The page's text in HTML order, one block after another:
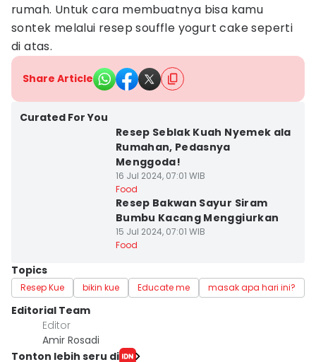
rumah. Untuk cara membuatnya bisa kamu
sontek melalui resep souffle yogurt cake seperti
di atas.
Share Article
Curated For You
Resep Seblak Kuah Nyemek ala
Rumahan, Pedasnya
Menggoda!
16 Jul 2024, 07:01 WIB
Food
Resep Bakwan Sayur Siram
Bumbu Kacang Menggiurkan
15 Jul 2024, 07:01 WIB
Food
Topics
Resep Kue bikin kue Educate me masak apa hari ini?
Editorial Team
Editor
Amir Rosadi
Tonton lebih seru di